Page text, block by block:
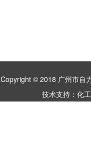
Copyright © 2018 广州市
技术支持： 化